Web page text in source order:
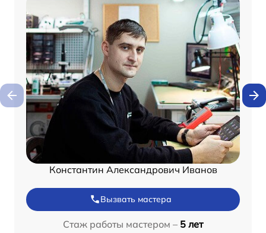
Константин Александрович Иванов
Вызвать мастера
Стаж работы мастером – 5 лет